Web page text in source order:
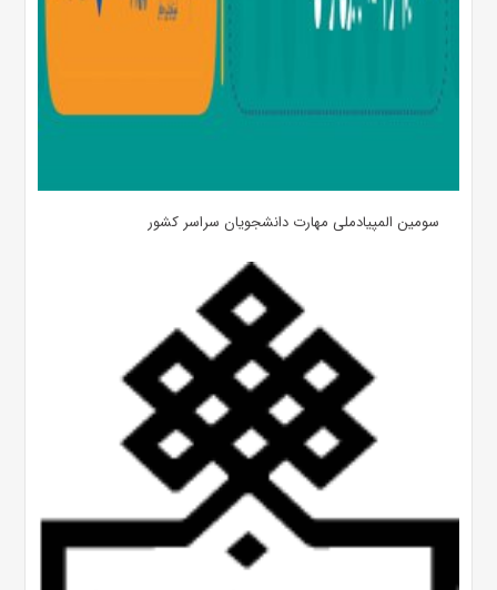
سومین المپیادملی مهارت دانشجویان سراسر کشور